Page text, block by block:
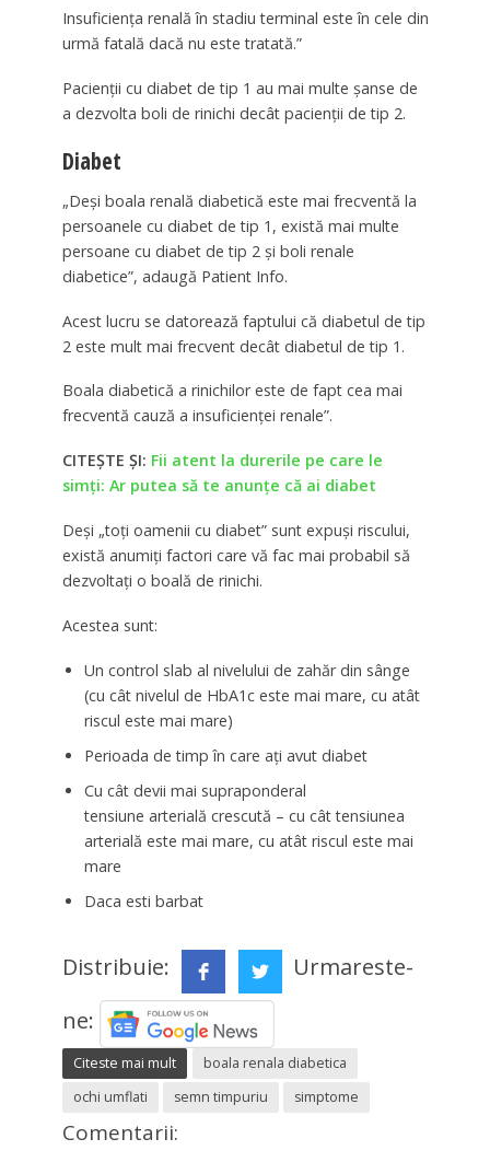
Insuficiența renală în stadiu terminal este în cele din
urmă fatală dacă nu este tratată.”
Pacienții cu diabet de tip 1 au mai multe șanse de
a dezvolta boli de rinichi decât pacienții de tip 2.
Diabet
„Deși boala renală diabetică este mai frecventă la
persoanele cu diabet de tip 1, există mai multe
persoane cu diabet de tip 2 și boli renale
diabetice”, adaugă Patient Info.
Acest lucru se datorează faptului că diabetul de tip
2 este mult mai frecvent decât diabetul de tip 1.
Boala diabetică a rinichilor este de fapt cea mai
frecventă cauză a insuficienței renale”.
CITEȘTE ȘI: Fii atent la durerile pe care le
simți: Ar putea să te anunțe că ai diabet
Deși „toți oamenii cu diabet” sunt expuși riscului,
există anumiți factori care vă fac mai probabil să
dezvoltați o boală de rinichi.
Acestea sunt:
Un control slab al nivelului de zahăr din sânge
(cu cât nivelul de HbA1c este mai mare, cu atât
riscul este mai mare)
Perioada de timp în care ați avut diabet
Cu cât devii mai supraponderal
tensiune arterială crescută – cu cât tensiunea
arterială este mai mare, cu atât riscul este mai
mare
Daca esti barbat
Distribuie:
Urmareste-
ne:
Citeste mai mult
boala renala diabetica
ochi umflati
semn timpuriu simptome
Comentarii: